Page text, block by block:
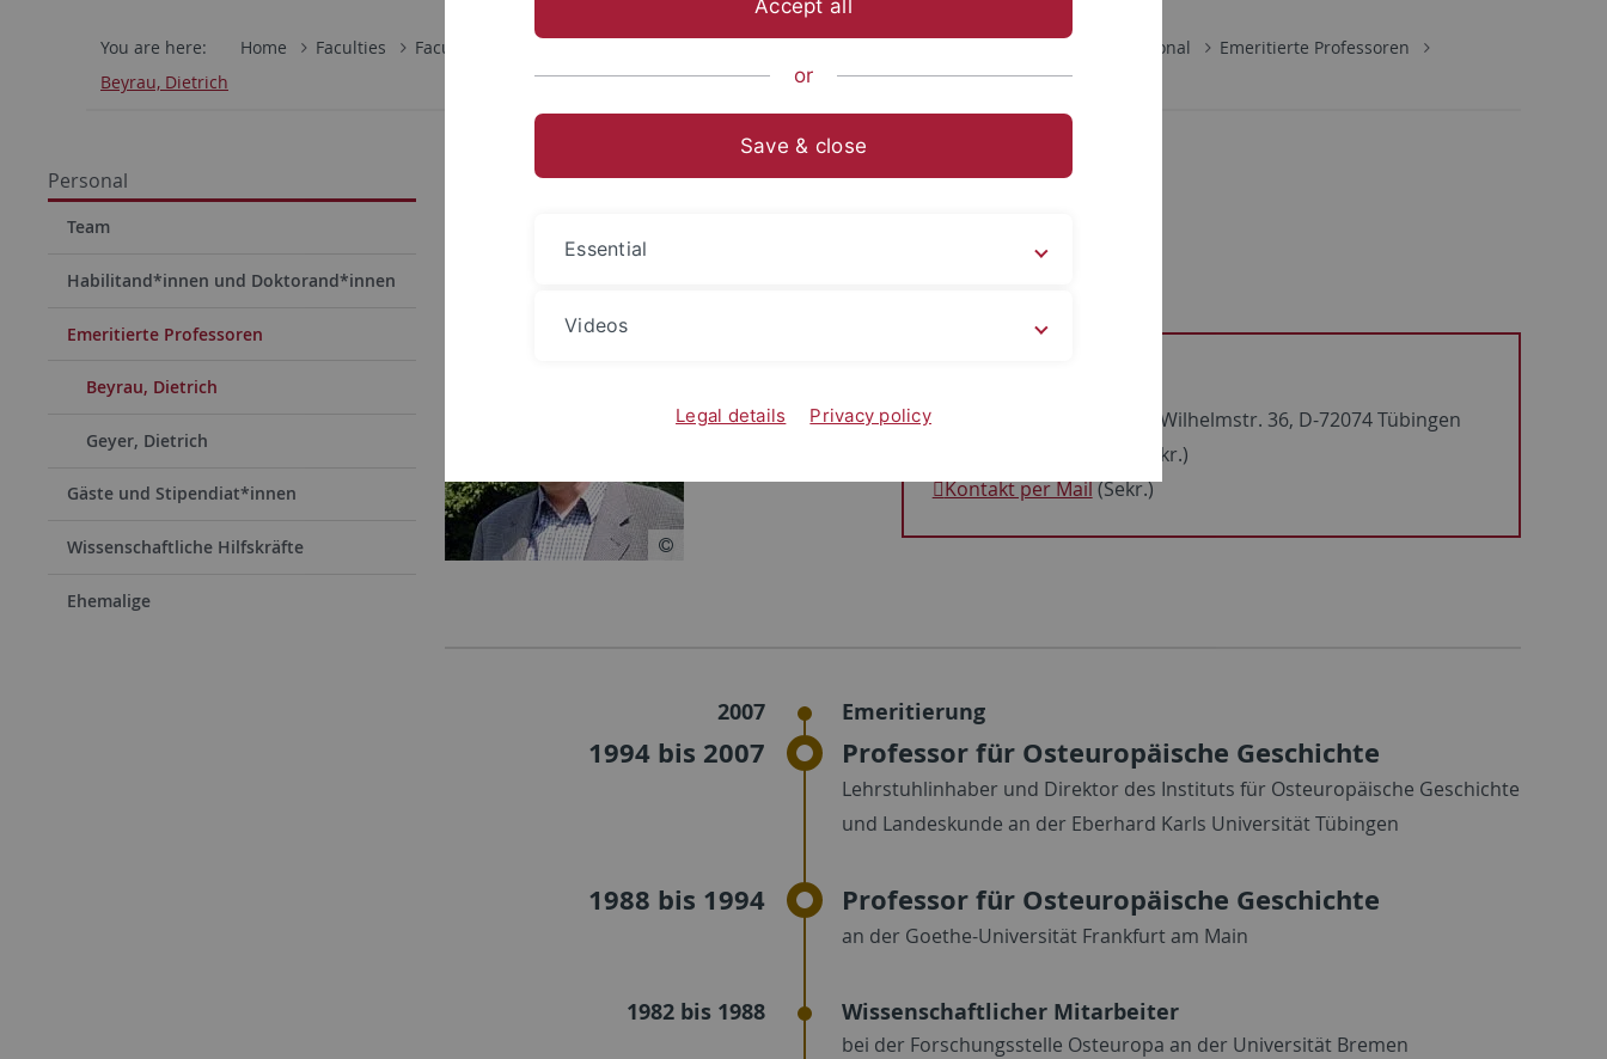
You are here: Home Faculties Faculty of Humanities Personal
Emeritierte Professoren
Beyrau, Dietrich
Personal
Team
Habilitand*innen und Doktorand*innen
Emeritierte Professoren
Beyrau, Dietrich
Geyer, Dietrich
Gäste und Stipendiat*innen
Wissenschaftliche Hilfskräfte
Ehemalige
Professor Dr. Dietrich Beyrau
Hegelbau (Erdgeschoss), Wilhelmstr. 36, D-72074 Tübingen
+49 7071 29-72388 (Sekr.)
Kontakt per Mail(Sekr.)
2007 Emeritierung
1994 bis 2007 Professor für Osteuropäische Geschichte
Lehrstuhlinhaber und Direktor des Instituts für Osteuropäische Geschichte
und Landeskunde an der Eberhard Karls Universität Tübingen
1988 bis 1994 Professor für Osteuropäische Geschichte
an der Goethe-Universität Frankfurt am Main
1982 bis 1988 Wissenschaftlicher Mitarbeiter
bei der Forschungsstelle Osteuropa an der Universität Bremen
Accept all
or
Save & close
Essential
Videos
Legal details Privacy policy